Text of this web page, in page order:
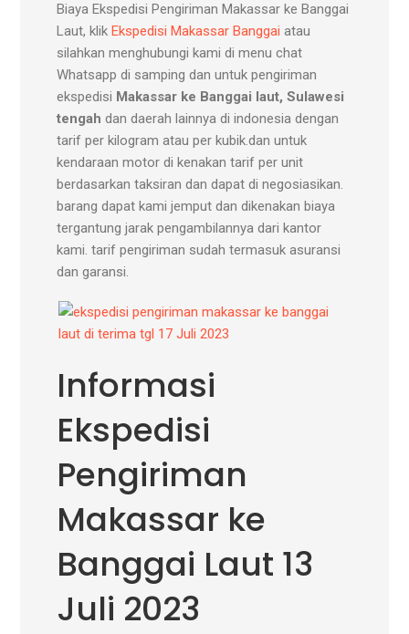
Biaya Ekspedisi Pengiriman Makassar ke Banggai
Laut, klik Ekspedisi Makassar Banggai atau
silahkan menghubungi kami di menu chat
Whatsapp di samping dan untuk pengiriman
ekspedisi Makassar ke Banggai laut, Sulawesi
tengahdan daerah lainnya di indonesia dengan
tarif per kilogram atau per kubik.dan untuk
kendaraan motor di kenakan tarif per unit
berdasarkan taksiran dan dapat di negosiasikan.
barang dapat kami jemput dan dikenakan biaya
tergantung jarak pengambilannya dari kantor
kami. tarif pengiriman sudah termasuk asuransi
dan garansi.
Informasi
Ekspedisi
Pengiriman
Makassar ke
Banggai Laut 13
Juli 2023